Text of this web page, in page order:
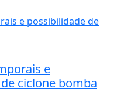
e
ciclone bomba